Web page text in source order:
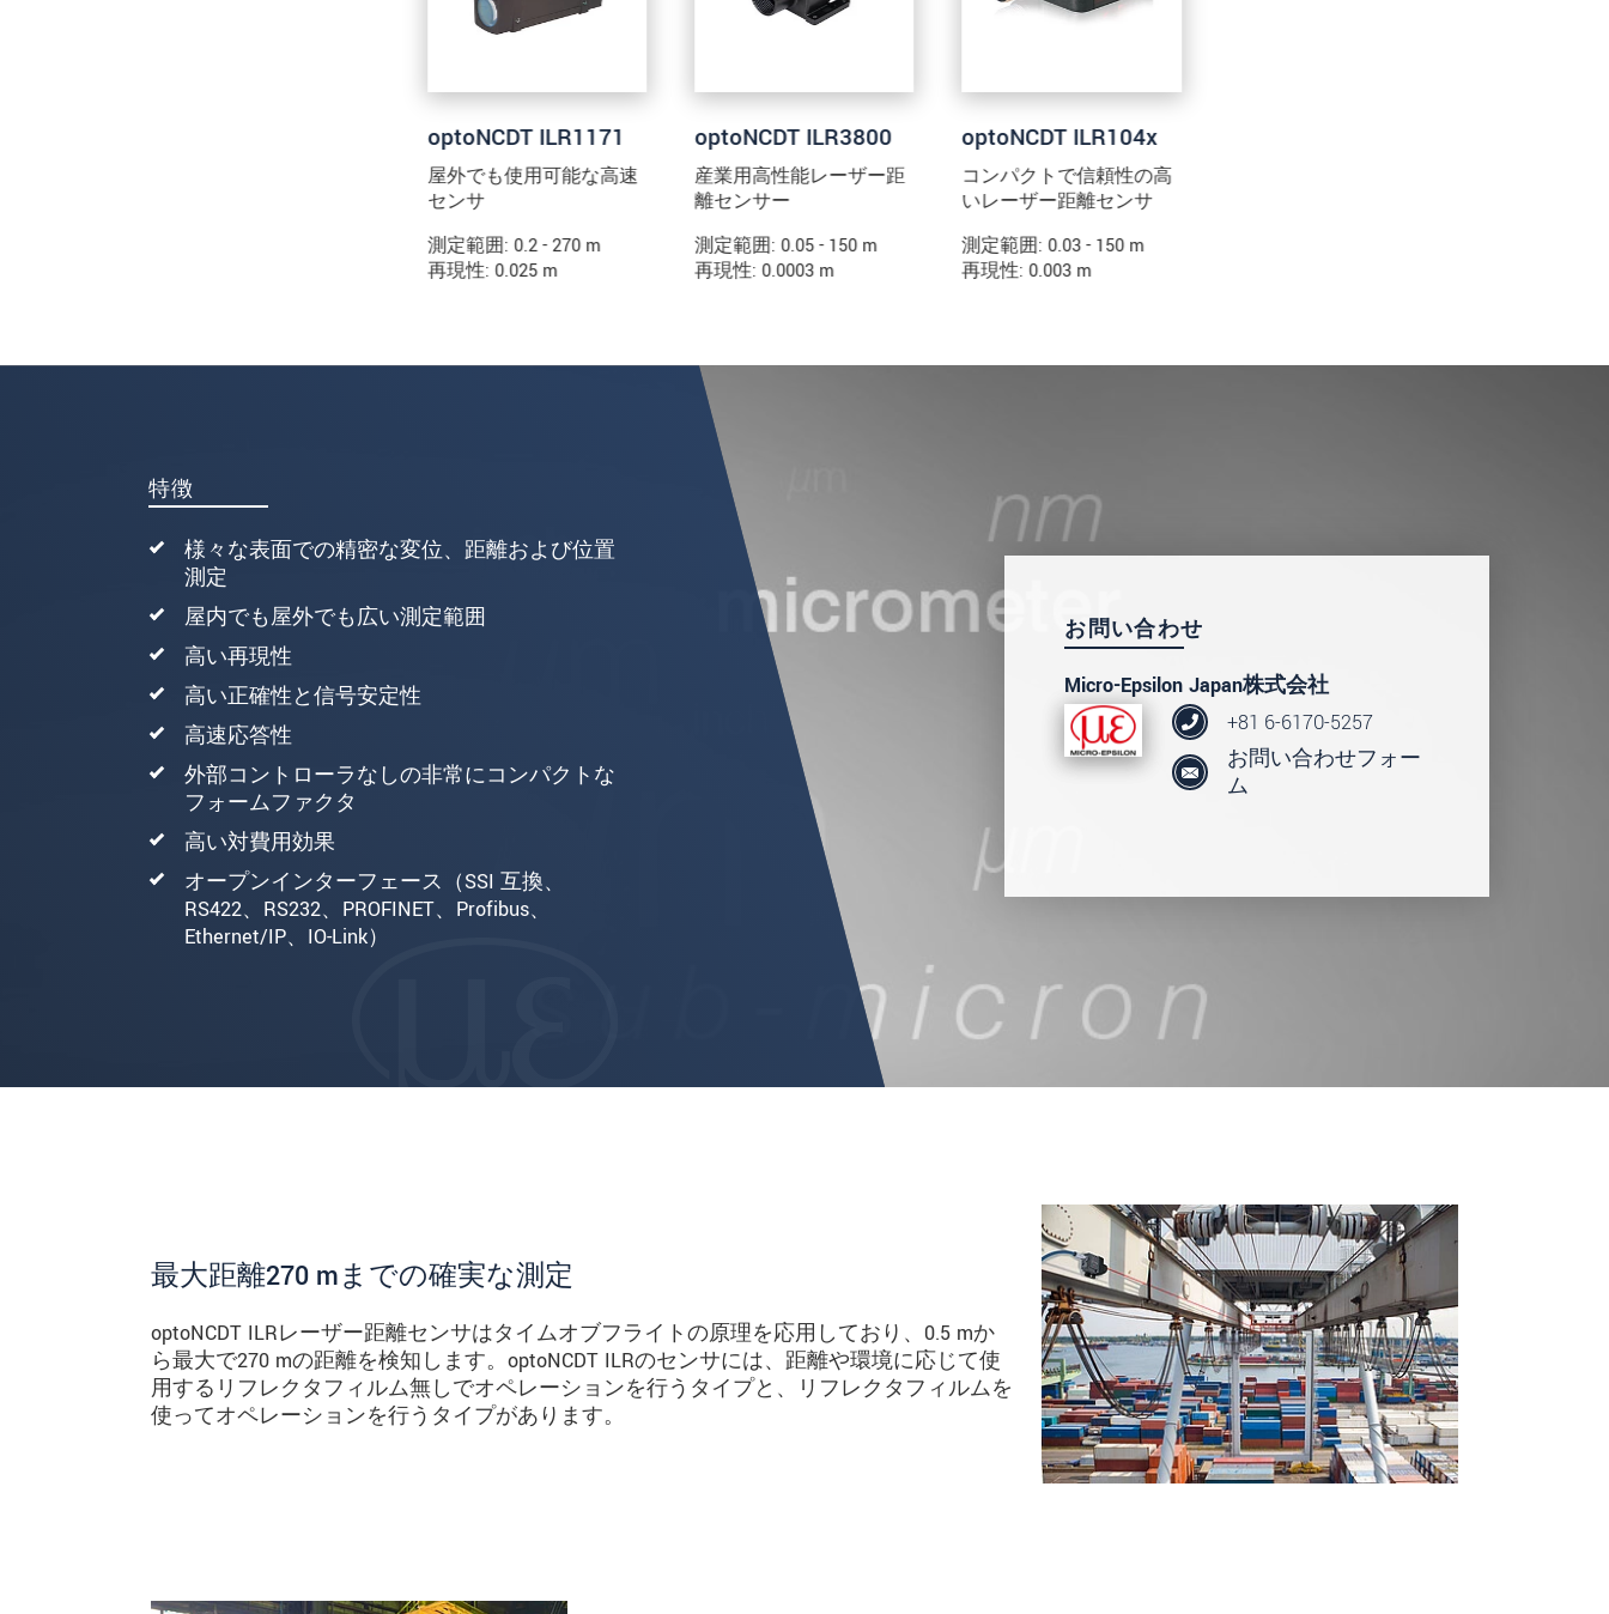
optoNCDT ILR1171
屋外でも使用可能な高速
センサ
測定範囲: 0.2 - 270 m
再現性: 0.025 m
optoNCDT ILR3800
産業用高性能レーザー距
離センサー
測定範囲: 0.05 - 150 m
再現性: 0.0003 m
optoNCDT ILR104x
コンパクトで信頼性の高
いレーザー距離センサ
測定範囲: 0.03 - 150 m
再現性: 0.003 m
特徴
様々な表面での精密な変位、距離および位置
測定
屋内でも屋外でも広い測定範囲
高い再現性
高い正確性と信号安定性
高速応答性
外部コントローラなしの非常にコンパクトな
フォームファクタ
高い対費用効果
オープンインターフェース（SSI 互換、
RS422、RS232、PROFINET、Profibus、
Ethernet/IP、IO-Link）
お問い合わせ
Micro-Epsilon Japan株式会社
+81 6-6170-5257
お問い合わせフォー
ム
最大距離270 mまでの確実な測定
optoNCDT ILRレーザー距離センサはタイムオブフライトの原理を応用しており、0.5 mか
ら最大で270 mの距離を検知します。optoNCDT ILRのセンサには、距離や環境に応じて使
用するリフレクタフィルム無しでオペレーションを行うタイプと、リフレクタフィルムを
使ってオペレーションを行うタイプがあります。